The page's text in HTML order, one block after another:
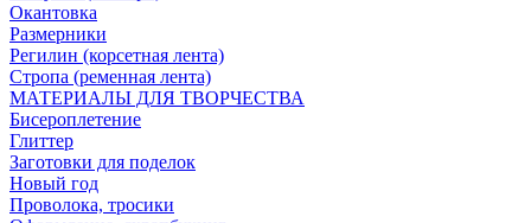
Окантовка
Размерники
Регилин (корсетная лента)
Стропа (ременная лента)
МАТЕРИАЛЫ ДЛЯ ТВОРЧЕСТВА
Бисероплетение
Глиттер
Заготовки для поделок
Новый год
Проволока, тросики